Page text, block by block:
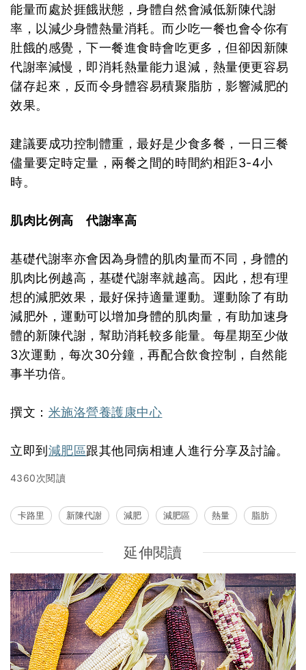
能量而處於捱餓狀態，身體自然會減低新陳代謝
率，以減少身體熱量消耗。而少吃一餐也會令你有
肚餓的感覺，下一餐進食時會吃更多，但卻因新陳
代謝率減慢，即消耗熱量能力退減，熱量便更容易
儲存起來，反而令身體容易積聚脂肪，影響減肥的
效果。
建議要成功控制體重，最好是少食多餐，一日三餐
儘量要定時定量，兩餐之間的時間約相距3-4小
時。
肌肉比例高 代謝率高
基礎代謝率亦會因為身體的肌肉量而不同，身體的
肌肉比例越高，基礎代謝率就越高。因此，想有理
想的減肥效果，最好保持適量運動。運動除了有助
減肥外，運動可以增加身體的肌肉量，有助加速身
體的新陳代謝，幫助消耗較多能量。每星期至少做
3次運動，每次30分鐘，再配合飲食控制，自然能
事半功倍。
撰文： 米施洛營養護康中心
立即到減肥區跟其他同病相連人進行分享及討論。
4360次閱讀
卡路里 新陳代謝 減肥 減肥區 熱量 脂肪
延伸閱讀